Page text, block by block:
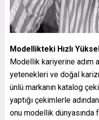
Modellikteki Hızlı
Modellik kariyerine adım
yetenekleri ve doğal
ünlü markanın katalog
yaptığı çekimlerle
onu modellik dünyasında